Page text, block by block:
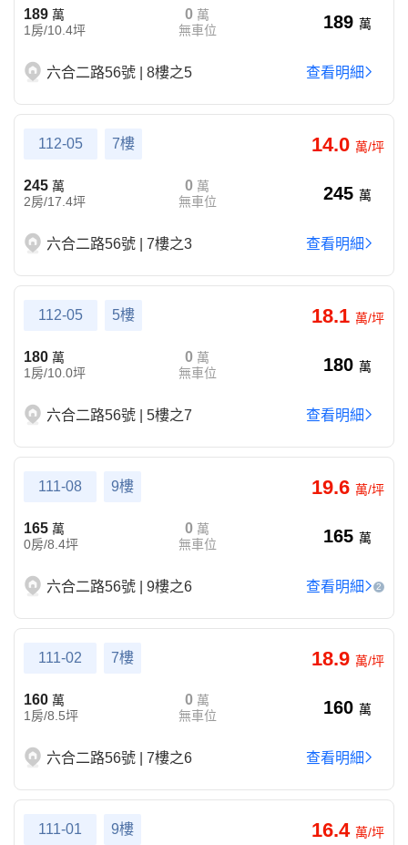
189 萬
1房/10.4坪
0 萬
無車位
189 萬
六合二路56號 | 8樓之5 查看明細
112-05 7樓 14.0 萬/坪
245 萬
2房/17.4坪
0 萬
無車位
245 萬
六合二路56號 | 7樓之3 查看明細
112-05 5樓 18.1 萬/坪
180 萬
1房/10.0坪
0 萬
無車位
180 萬
六合二路56號 | 5樓之7 查看明細
111-08 9樓 19.6 萬/坪
165 萬
0房/8.4坪
0 萬
無車位
165 萬
六合二路56號 | 9樓之6 查看明細 2
111-02 7樓 18.9 萬/坪
160 萬
1房/8.5坪
0 萬
無車位
160 萬
六合二路56號 | 7樓之6 查看明細
111-01 9樓 16.4 萬/坪